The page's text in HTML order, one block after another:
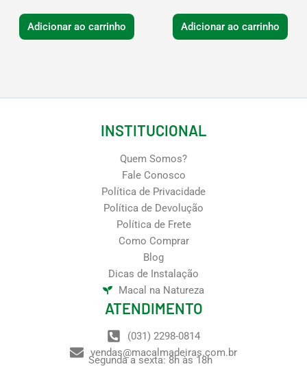
Adicionar ao carrinho Adicionar ao carrinho
INSTITUCIONAL
Quem Somos?
Fale Conosco
Política de Privacidade
Política de Devolução
Política de Frete
Como Comprar
Blog
Dicas de Instalação
Macal na Natureza
ATENDIMENTO
(031) 2298-0814
vendas@macalmadeiras.com.br
Segunda a sexta: 8h às 18h